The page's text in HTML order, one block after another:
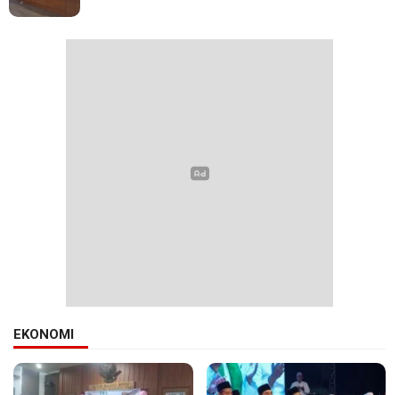
EKONOMI